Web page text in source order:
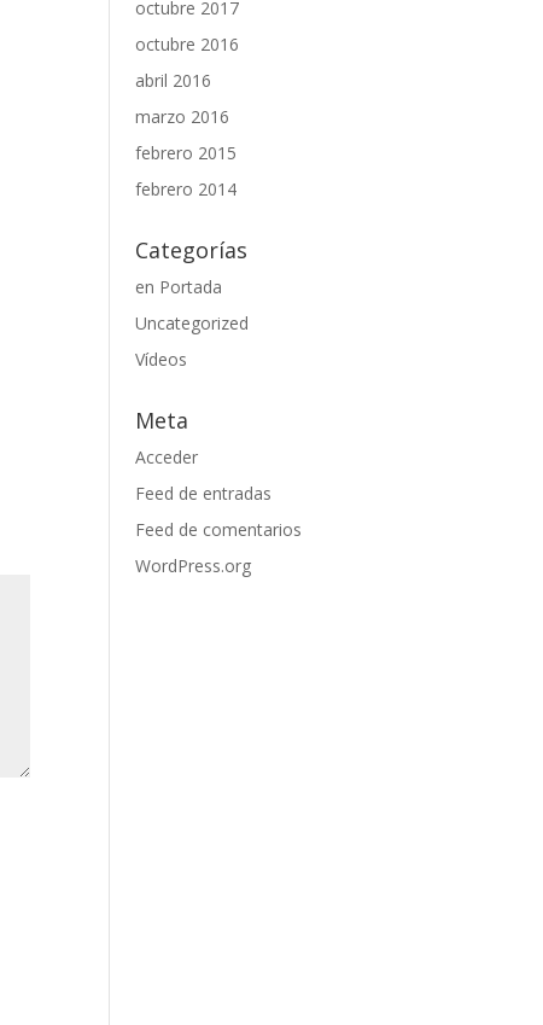
octubre 2017
octubre 2016
abril 2016
marzo 2016
febrero 2015
febrero 2014
Categorías
en Portada
Uncategorized
Vídeos
Meta
Acceder
Feed de entradas
Feed de comentarios
WordPress.org